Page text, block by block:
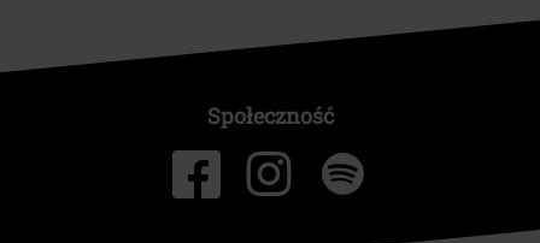
Społeczność